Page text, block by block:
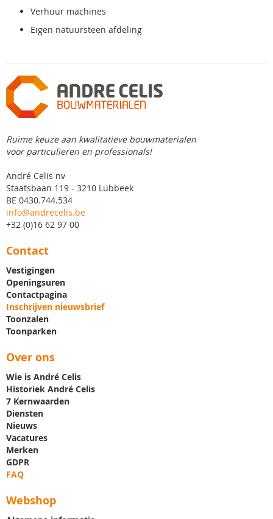
Verhuur machines
Eigen natuursteen afdeling
Ruime keuze aan kwalitatieve bouwmaterialen
voor particulieren en professionals!
André Celis nv
Staatsbaan 119 - 3210 Lubbeek
BE 0430.744.534
info@andrecelis.be
+32 (0)16 62 97 00
Contact
Vestigingen
Openingsuren
Contactpagina
Inschrijven nieuwsbrief
Toonzalen
Toonparken
Over ons
Wie is André Celis
Historiek André Celis
7 Kernwaarden
Diensten
Nieuws
Vacatures
Merken
GDPR
FAQ
Webshop